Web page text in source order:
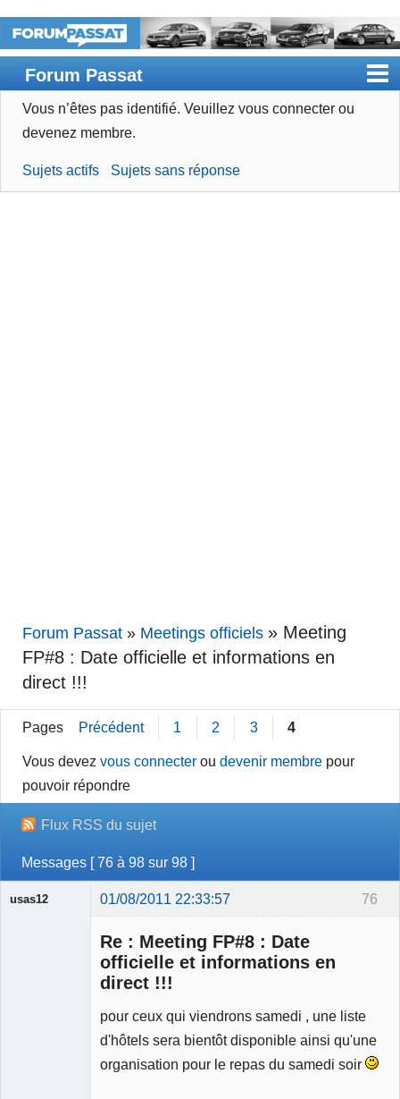
Forum Passat
Accueil
Devenir membre
Vous n’êtes pas identifié. Veuillez vous connecter ou
devenez membre.
Sujets actifs Sujets sans réponse
Forum Passat » Meetings officiels » Meeting
FP#8 : Date officielle et informations en
direct !!!
Pages Précédent 1 2 3 4
Vous devezvous connecter oudevenir membre pour
pouvoir répondre
Flux RSS du sujet
Messages [ 76 à 98 sur 98 ]
76
usas12 01/08/2011 22:33:57
Re : Meeting FP#8 : Date
officielle et informations en
direct !!!
pour ceux qui viendrons samedi , une liste
d'hôtels sera bientôt disponible ainsi qu'une
organisation pour le repas du samedi soir